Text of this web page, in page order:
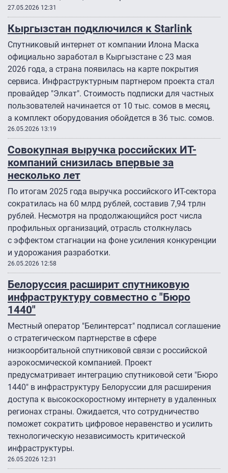
27.05.2026 12:31
Кыргызстан подключился к Starlink
Спутниковый интернет от компании Илона Маска
официально заработал в Кыргызстане с 23 мая
2026 года, а страна появилась на карте покрытия
сервиса. Инфраструктурным партнером проекта стал
провайдер "Элкат". Стоимость подписки для частных
пользователей начинается от 10 тыс. сомов в месяц,
а комплект оборудования обойдется в 36 тыс. сомов.
26.05.2026 13:19
Совокупная выручка российских ИТ-
компаний снизилась впервые за
несколько лет
По итогам 2025 года выручка российского ИТ-сектора
сократилась на 60 млрд рублей, составив 7,94 трлн
рублей. Несмотря на продолжающийся рост числа
профильных организаций, отрасль столкнулась
с эффектом стагнации на фоне усиления конкуренции
и удорожания разработки.
26.05.2026 12:58
Белоруссия расширит спутниковую
инфраструктуру совместно с "Бюро
1440″
Местный оператор "Белинтерсат" подписал соглашение
о стратегическом партнерстве в сфере
низкоорбитальной спутниковой связи с российской
аэрокосмической компанией. Проект
предусматривает интеграцию спутниковой сети "Бюро
1440″ в инфраструктуру Белоруссии для расширения
доступа к высокоскоростному интернету в удаленных
регионах страны. Ожидается, что сотрудничество
поможет сократить цифровое неравенство и усилить
технологическую независимость критической
инфраструктуры.
26.05.2026 12:31